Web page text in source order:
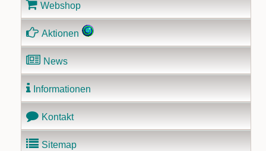
Webshop
Aktionen
News
Informationen
Kontakt
Sitemap